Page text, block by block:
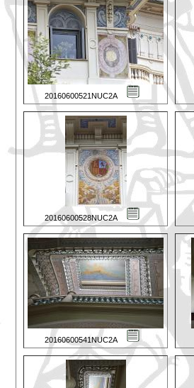
20160600521NUC2A
20160600528NUC2A
20160600541NUC2A